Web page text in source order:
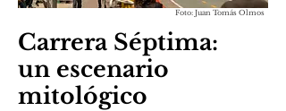
Foto: Juan Tomás Olmos
Carrera Séptima:
un escenario
mitológico